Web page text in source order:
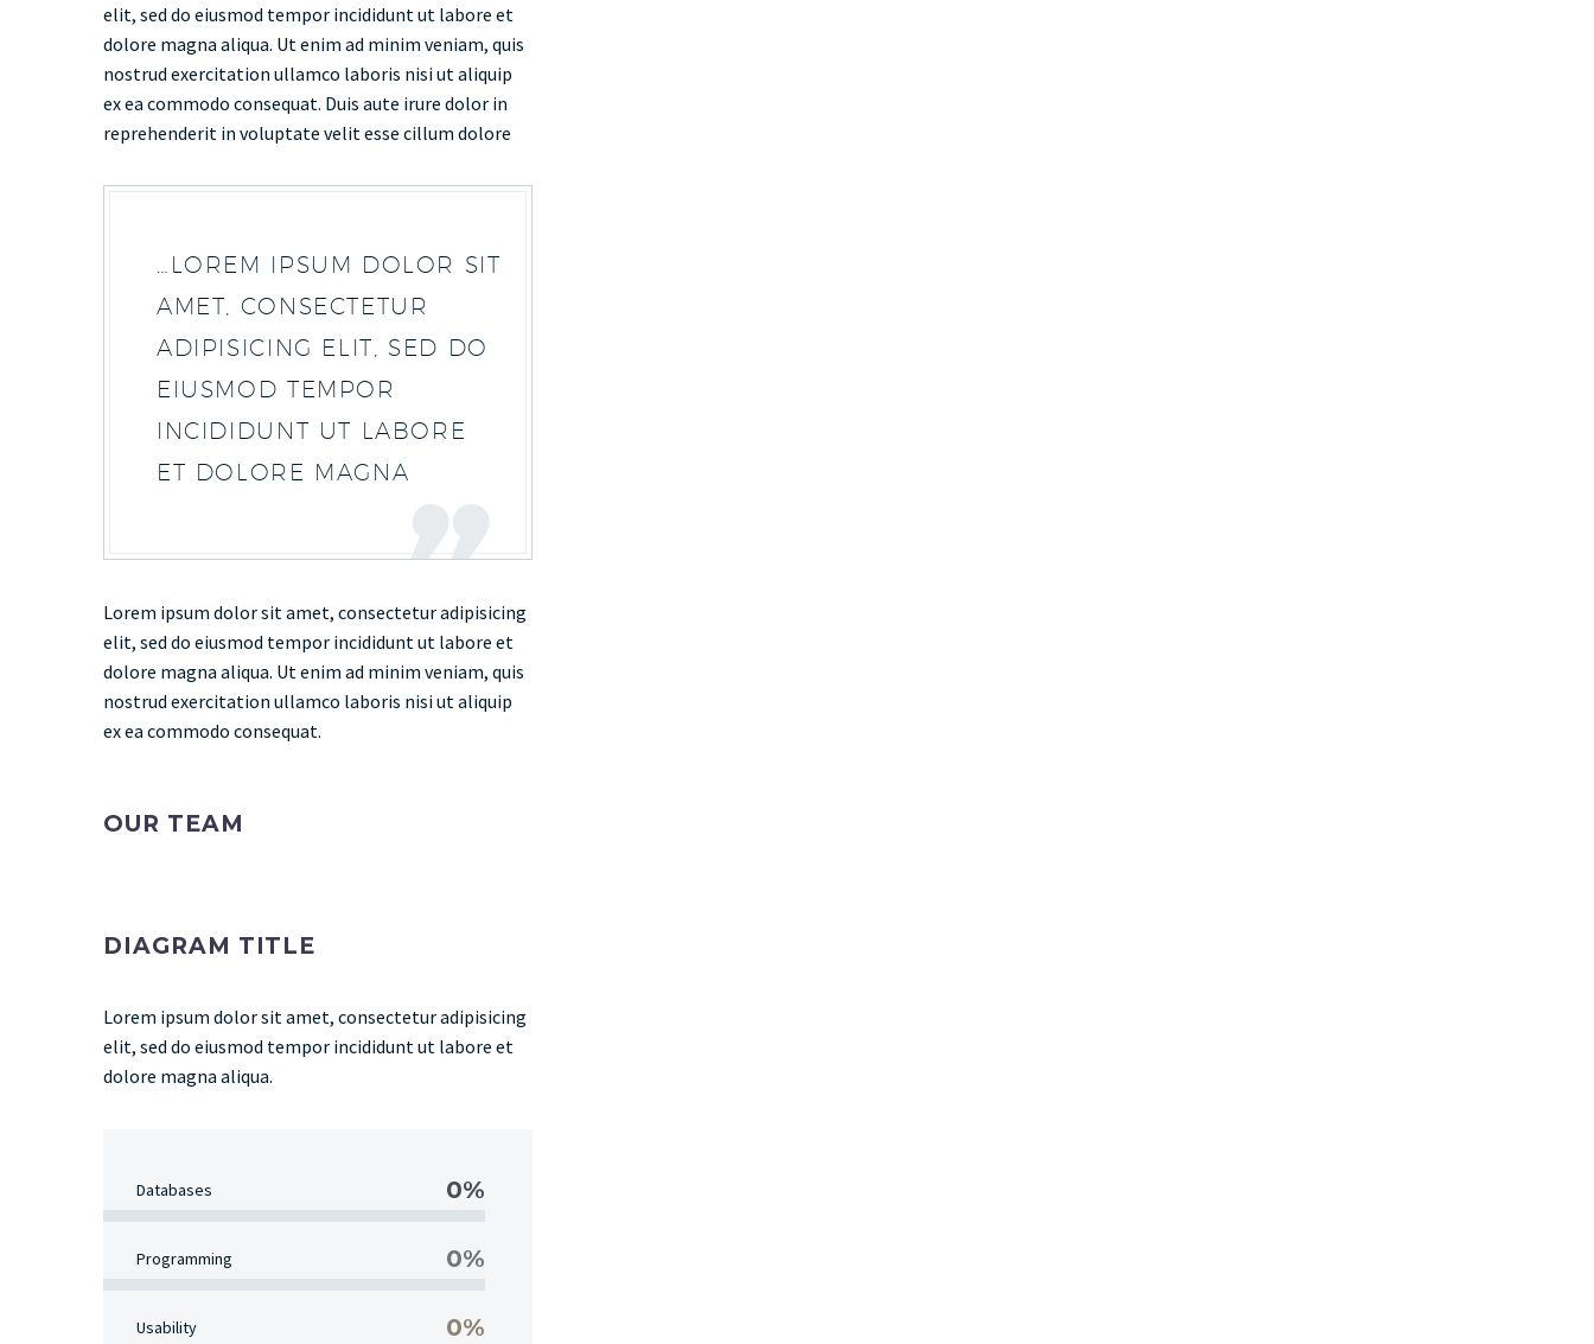
elit, sed do eiusmod tempor incididunt ut labore et
dolore magna aliqua. Ut enim ad minim veniam, quis
nostrud exercitation ullamco laboris nisi ut aliquip
ex ea commodo consequat. Duis aute irure dolor in
reprehenderit in voluptate velit esse cillum dolore
…LOREM IPSUM DOLOR SIT
AMET, CONSECTETUR
ADIPISICING ELIT, SED DO
EIUSMOD TEMPOR
INCIDIDUNT UT LABORE
ET DOLORE MAGNA
Lorem ipsum dolor sit amet, consectetur adipisicing
elit, sed do eiusmod tempor incididunt ut labore et
dolore magna aliqua. Ut enim ad minim veniam, quis
nostrud exercitation ullamco laboris nisi ut aliquip
ex ea commodo consequat.
OUR TEAM
DIAGRAM TITLE
Lorem ipsum dolor sit amet, consectetur adipisicing
elit, sed do eiusmod tempor incididunt ut labore et
dolore magna aliqua.
Databases 0%
Programming 0%
Usability 0%